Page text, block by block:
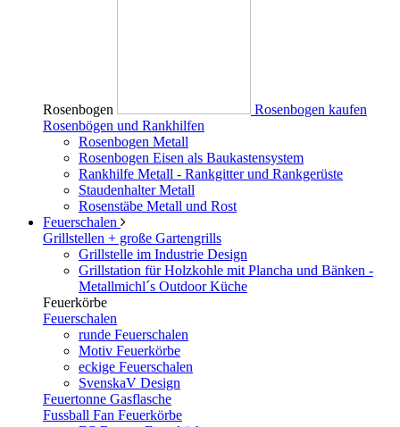
Rosenbogen
Rosenbogen kaufen
Rosenbögen und Rankhilfen
Rosenbogen Metall
Rosenbogen Eisen als Baukastensystem
Rankhilfe Metall - Rankgitter und Rankgerüste
Staudenhalter Metall
Rosenstäbe Metall und Rost
Feuerschalen
Grillstellen + große Gartengrills
Grillstelle im Industrie Design
Grillstation für Holzkohle mit Plancha und Bänken -
Metallmichl´s Outdoor Küche
Feuerkörbe
Feuerschalen
runde Feuerschalen
Motiv Feuerkörbe
eckige Feuerschalen
SvenskaV Design
Feuertonne Gasflasche
Fussball Fan Feuerkörbe